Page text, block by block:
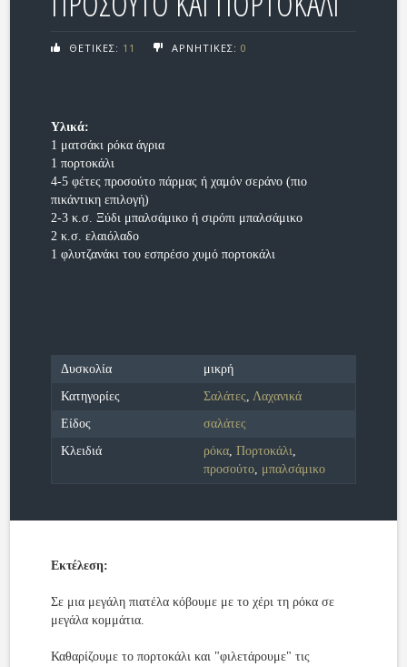
ΘΕΤΙΚΕΣ: 11 ΑΡΝΗΤΙΚΕΣ: 0
Υλικά:
1 ματσάκι ρόκα άγρια
1 πορτοκάλι
4-5 φέτες προσούτο πάρμας ή χαμόν σεράνο (πιο
πικάντικη επιλογή)
2-3 κ.σ. Ξύδι μπαλσάμικο ή σιρόπι μπαλσάμικο
2 κ.σ. ελαιόλαδο
1 φλυτζανάκι του εσπρέσο χυμό πορτοκάλι
Δυσκολία
μικρή
Κατηγορίες
Σαλάτες, Λαχανικά
Είδος
σαλάτες
Κλειδιά
ρόκα, Πορτοκάλι,
προσούτο, μπαλσάμικο
Εκτέλεση:
Σε μια μεγάλη πιατέλα κόβουμε με το χέρι τη ρόκα σε
μεγάλα κομμάτια.
Καθαρίζουμε το πορτοκάλι και "φιλετάρουμε" τις